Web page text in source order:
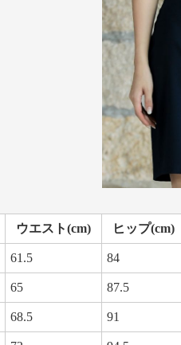
ウエスト(cm) ヒップ(cm)
61.5 84
65 87.5
68.5 91